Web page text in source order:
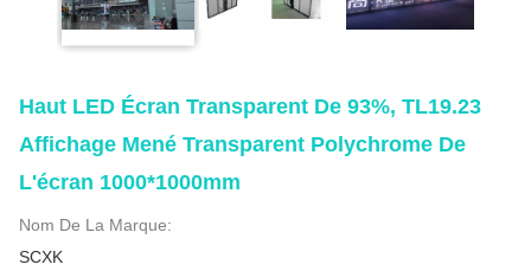
Haut LED Écran Transparent De 93%, TL19.23
Affichage Mené Transparent Polychrome De
L'écran 1000*1000mm
Nom De La Marque:
SCXK